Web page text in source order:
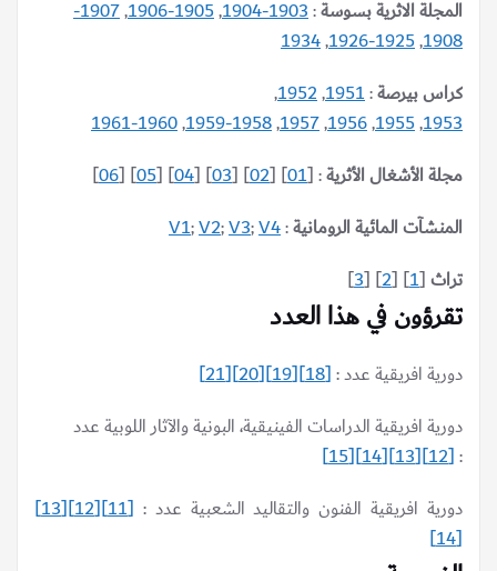
المجلة الاثرية بسوسة:
1903-1904
,
1905-1906
,
1907-
1908
,
1925-1926
,
1934
كراس بيرصة:
1951
,
1952
,
1953
,
1955
,
1956
,
1957
,
1958-1959
,
1960-1961
مجلة الأشغال الأثرية: [
01
] [
02
] [
03
] [
04
] [
05
] [
06
]
المنشآت المائية الرومانية:
V1;V2;V3;V4
تراث[
1
] [
2
] [
3
]
تقرؤون في هذا العدد
دورية افريقية عدد :[18]
[19]
[20]
[21]
دورية افريقية الدراسات الفينيقية، البونية والآثار اللوبية عدد
:
[12]
[13]
[14]
[15]
دورية افريقية الفنون والتقاليد الشعبية عدد : [11]
[12]
[13]
[14]